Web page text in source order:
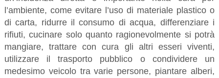
l’ambiente, come evitare l’uso di materiale plastico o
di carta, ridurre il consumo di acqua, differenziare i
rifiuti, cucinare solo quanto ragionevolmente si potrà
mangiare, trattare con cura gli altri esseri viventi,
utilizzare il trasporto pubblico o condividere un
medesimo veicolo tra varie persone, piantare alberi,